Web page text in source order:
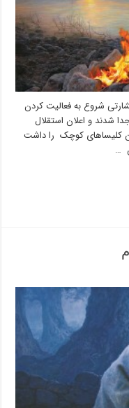
شروع به فعالیت کردن
شدند و اعلان استقلال
کلیساهای کوچک را داشت
…